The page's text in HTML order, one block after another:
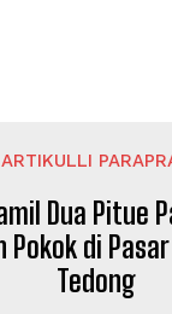
ARTIKULLI